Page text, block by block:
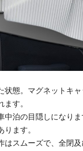
状態。マグネットキ
ます。
中泊の目隠しになり
ります。
はスムーズで、全閉及